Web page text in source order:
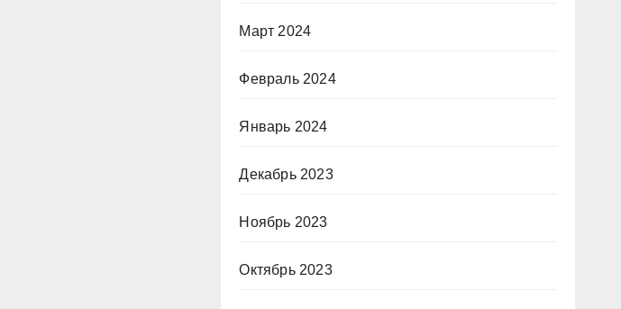
Март 2024
Февраль 2024
Январь 2024
Декабрь 2023
Ноябрь 2023
Октябрь 2023